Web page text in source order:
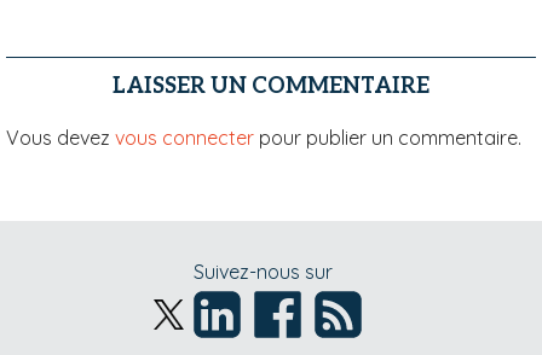
LAISSER UN COMMENTAIRE
Vous devez vous connecter pour publier un commentaire.
Suivez-nous sur